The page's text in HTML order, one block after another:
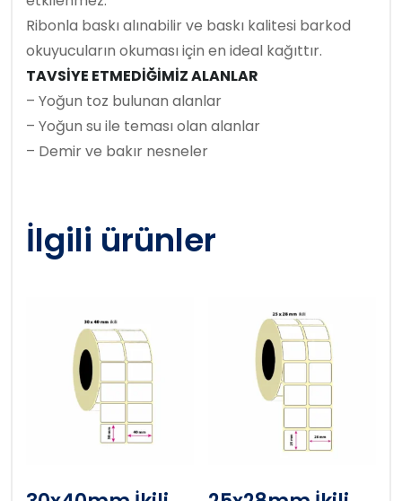
Ribonla baskı alınabilir ve baskı kalitesi barkod
okuyucuların okuması için en ideal kağıttır.
TAVSİYE ETMEDİĞİMİZ ALANLAR
– Yoğun toz bulunan alanlar
– Yoğun su ile teması olan alanlar
– Demir ve bakır nesneler
İlgili ürünler